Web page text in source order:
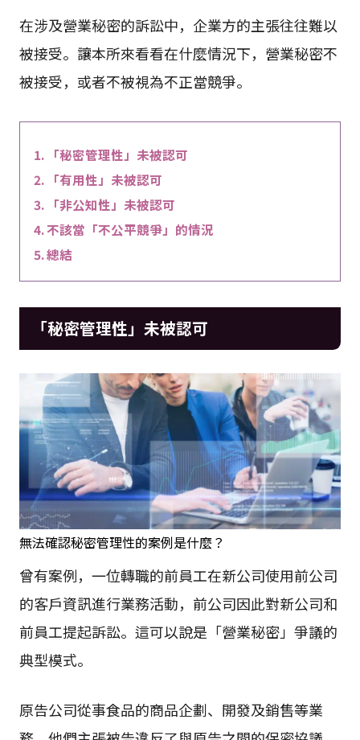
在涉及營業秘密的訴訟中，企業方的主張往往難以
被接受。讓本所來看看在什麼情況下，營業秘密不
被接受，或者不被視為不正當競爭。
「秘密管理性」未被認可
「有用性」未被認可
「非公知性」未被認可
不該當「不公平競爭」的情況
總結
「秘密管理性」未被認可
無法確認秘密管理性的案例是什麼？
曾有案例，一位轉職的前員工在新公司使用前公司
的客戶資訊進行業務活動，前公司因此對新公司和
前員工提起訴訟。這可以說是「營業秘密」爭議的
典型模式。
原告公司從事食品的商品企劃、開發及銷售等業